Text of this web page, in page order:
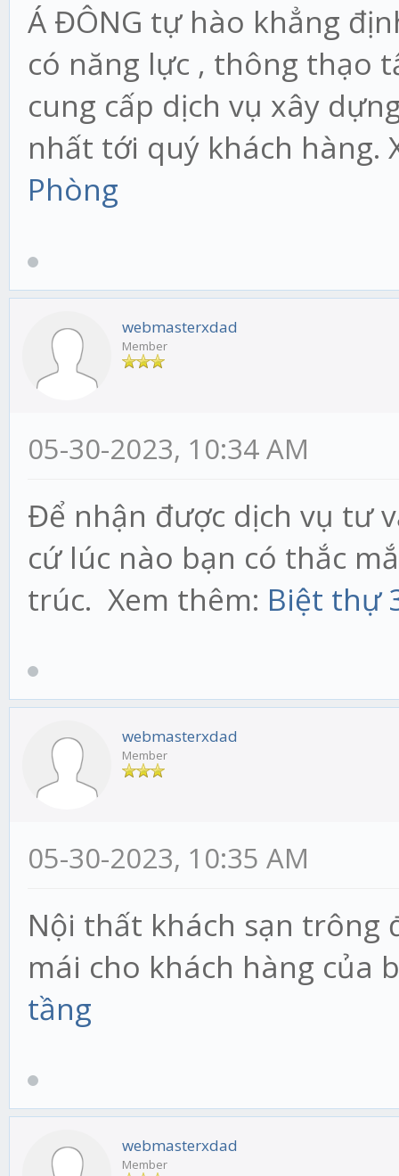
Á ĐÔNG tự hào khẳng
có năng lực , thông thạo
cung cấp dịch vụ xây
nhất tới quý khách hàng.
Phòng
webmasterxdad
Member
05-30-2023, 10:34 AM
Để nhận được dịch vụ tư
cứ lúc nào bạn có thắc
trúc. Xem thêm: Biệt thự
webmasterxdad
Member
05-30-2023, 10:35 AM
Nội thất khách sạn trông
mái cho khách hàng của
tầng
webmasterxdad
Member